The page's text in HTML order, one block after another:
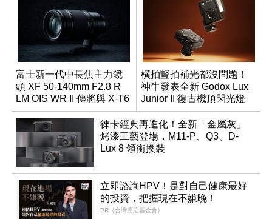
富士新一代中長焦主力鏡
頭 XF 50-140mm F2.8 R
LM OIS WR II 傳將與 X-T6
同步亮相
橫拍豎拍補光都沒問題！
神牛發表全新 Godox Lux
Junior II 復古機頂閃光燈
徠卡經典再進化！全新「金屬灰」
烤漆工藝登場，M11-P、Q3、D-
Lux 8 領銜換裝
立即諮詢HPV！是對自己健康最好
的投資，把握現在不嫌晚！
PR（台灣癌症基金會）